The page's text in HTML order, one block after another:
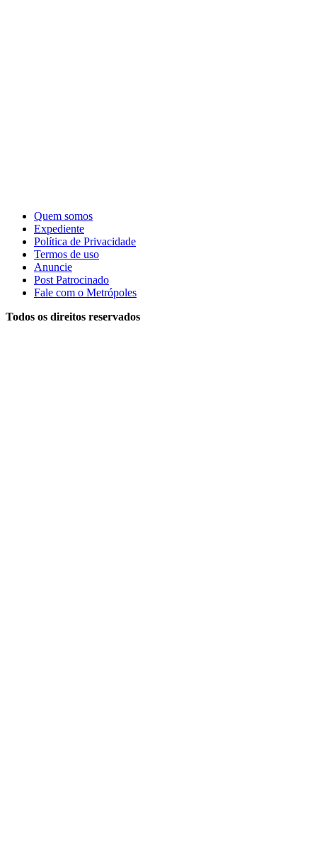
Quem somos
Expediente
Política de Privacidade
Termos de uso
Anuncie
Post Patrocinado
Fale com o Metrópoles
Todos os direitos reservados